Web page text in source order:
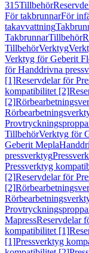
315Tillbehör
För takbrunnarFör
takavvattning
TakbrunnarTillbehör
TillbehörVerktyg
Verktyg för Geberit
för Handdrivna
[1]Reservdelar för
kompatibilitet [2]
[2]
TillbehörVerktyg för
Geberit Mepla
pressverktyg
Pressverktyg
[2]Reservdelar för
[2]
MapressReservdelar
kompatibilitet [1]
[1]Pressverktyg